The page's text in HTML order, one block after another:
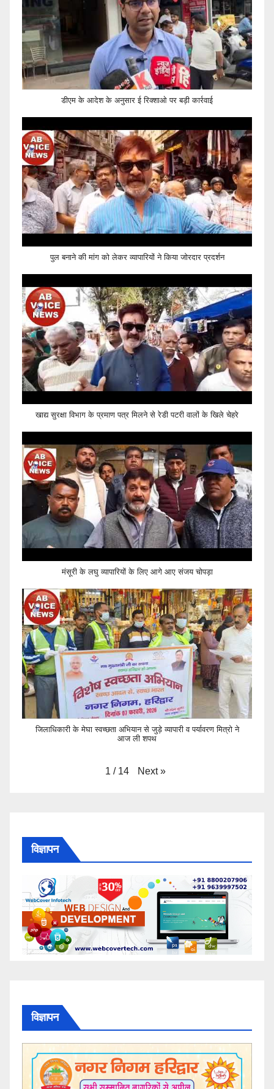
डीएम के आदेश के अनुसार ई रिक्शाओ पर बड़ी कार्रवाई
पुल बनाने की मांग को लेकर व्यापारियों ने किया जोरदार प्रदर्शन
खाद्य सुरक्षा विभाग के प्रमाण पत्र मिलने से रेडी पटरी वालों के खिले चेहरे
मंसूरी के लघु व्यापारियों के लिए आगे आए संजय चोपड़ा
जिलाधिकारी के मेघा स्वच्छता अभियान से जुड़े व्यापारी व पर्यावरण मित्रो ने
आज ली शपथ
1 / 14 Next »
विज्ञापन
विज्ञापन